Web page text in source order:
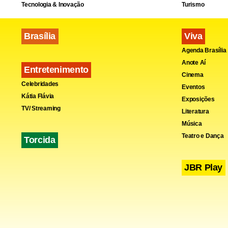
Na internet,
poucos,
Tecnologia & Inovação
Brasília
Entretenimento
Celebridades
Kátia Flávia
TV/ Streaming
Torcida
Turismo
Viva
Agenda Brasília
Anote Aí
Cinema
Eventos
Exposições
Literatura
Música
Teatro e Dança
JBR Play